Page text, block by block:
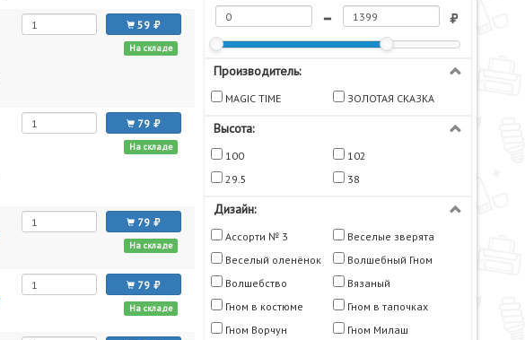
Производитель:
MAGIC TIME ЗОЛОТАЯ СКАЗКА
Высота:
100
102
29.5
38
Дизайн:
Ассорти № 3
Веселые зверята
Веселый оленёнок
Волшебный Гном
Волшебство
Вязаный
Гном в костюме
Гном в тапочках
Гном Ворчун
Гном Милаш
59
На складе
79
На складе
79
На складе
79
На складе